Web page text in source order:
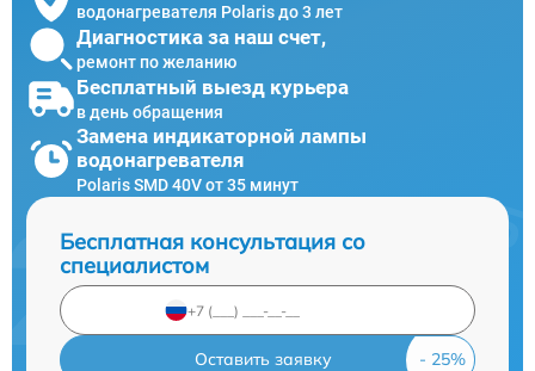
водонагревателя Polaris до 3 лет
Диагностика за наш счет,
ремонт по желанию
Бесплатный выезд курьера
в день обращения
Замена индикаторной лампы
водонагревателя
Polaris SMD 40V от 35 минут
Бесплатная консультация со
специалистом
Оставить заявку